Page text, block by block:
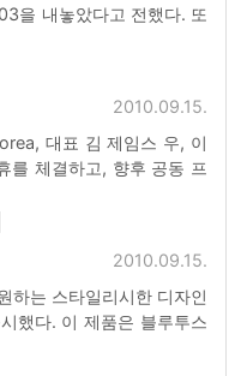
을 내놓았다고 전했다. 또
2010.09.15.
대표 김 제임스 우, 이
체결하고, 향후 공동 프
2010.09.15.
는 스타일리시한 디자인
했다. 이 제품은 블루투스